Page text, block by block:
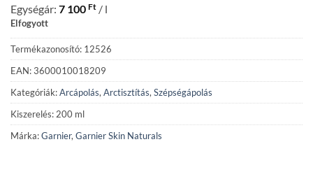
Egységár: 7 100 Ft / l
Elfogyott
Termékazonosító: 12526
EAN: 3600010018209
Kategóriák:Arcápolás, Arctisztítás, Szépségápolás
Kiszerelés: 200 ml
Márka:Garnier, Garnier Skin Naturals